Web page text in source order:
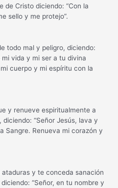
de Cristo diciendo: “Con la
sello y me protejo”.
todo mal y peligro, diciendo:
vida y mi ser a tu divina
cuerpo y mi espíritu con la
y renueve espiritualmente a
“Señor Jesús, lava y
Sangre. Renueva mi corazón y
y te conceda sanación
“Señor, en tu nombre y